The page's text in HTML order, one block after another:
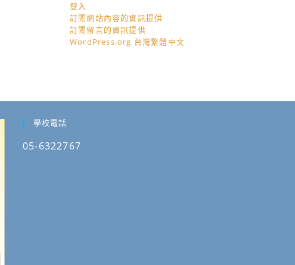
登入
訂閱網站內容的資訊提供
訂閱留言的資訊提供
WordPress.org 台灣繁體中文
學校電話
05-6322767